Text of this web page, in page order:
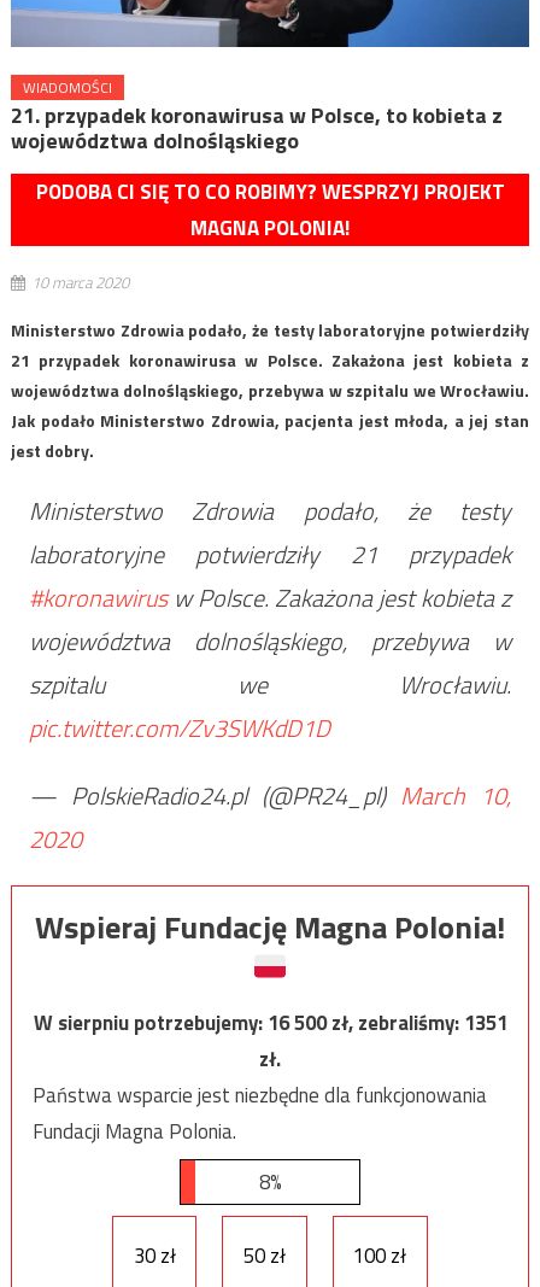
WIADOMOŚCI
21. przypadek koronawirusa w Polsce, to kobieta z
województwa dolnośląskiego
PODOBA CI SIĘ TO CO ROBIMY? WESPRZYJ PROJEKT
MAGNA POLONIA!
10 marca 2020
Ministerstwo Zdrowia podało, że testy laboratoryjne potwierdziły
21 przypadek koronawirusa w Polsce. Zakażona jest kobieta z
województwa dolnośląskiego, przebywa w szpitalu we Wrocławiu.
Jak podało Ministerstwo Zdrowia, pacjenta jest młoda, a jej stan
jest dobry.
Ministerstwo Zdrowia podało, że testy
laboratoryjne potwierdziły 21 przypadek
#koronawirusw Polsce. Zakażona jest kobieta z
województwa dolnośląskiego, przebywa w
szpitalu we Wrocławiu.
pic.twitter.com/Zv3SWKdD1D
— PolskieRadio24.pl (@PR24_pl) March 10,
2020
Wspieraj Fundację Magna Polonia!
W sierpniu potrzebujemy:16 500zł, zebraliśmy:1351
zł.
Państwa wsparcie jest niezbędne dla funkcjonowania
Fundacji Magna Polonia.
8%
30 zł 50 zł 100 zł